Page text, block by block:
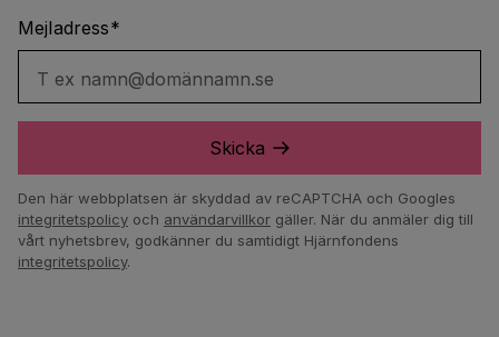
Mejladress*
T ex namn@domännamn.se
Skicka
Den här webbplatsen är skyddad av reCAPTCHA och Googles
integritetspolicy och användarvillkor gäller. När du anmäler dig till
vårt nyhetsbrev, godkänner du samtidigt Hjärnfondens
integritetspolicy.